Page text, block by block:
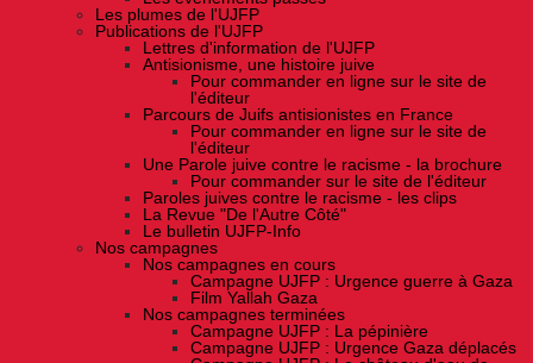
Les plumes de l'UJFP
Publications de l'UJFP
Lettres d'information de l'UJFP
Antisionisme, une histoire juive
Pour commander en ligne sur le site de
l'éditeur
Parcours de Juifs antisionistes en France
Pour commander en ligne sur le site de
l'éditeur
Une Parole juive contre le racisme - la brochure
Pour commander sur le site de l'éditeur
Paroles juives contre le racisme - les clips
La Revue "De l'Autre Côté"
Le bulletin UJFP-Info
Nos campagnes
Nos campagnes en cours
Campagne UJFP : Urgence guerre à Gaza
Film Yallah Gaza
Nos campagnes terminées
Campagne UJFP : La pépinière
Campagne UJFP : Urgence Gaza déplacés